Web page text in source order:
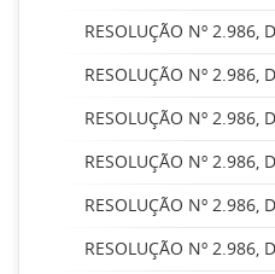
RESOLUÇÃO Nº 2.986,
RESOLUÇÃO Nº 2.986,
RESOLUÇÃO Nº 2.986,
RESOLUÇÃO Nº 2.986,
RESOLUÇÃO Nº 2.986,
RESOLUÇÃO Nº 2.986,